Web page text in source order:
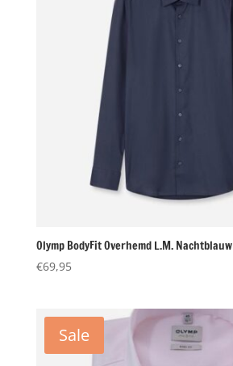
Olymp BodyFit Overhemd L.M. Nachtblauw
€69,95
Sale